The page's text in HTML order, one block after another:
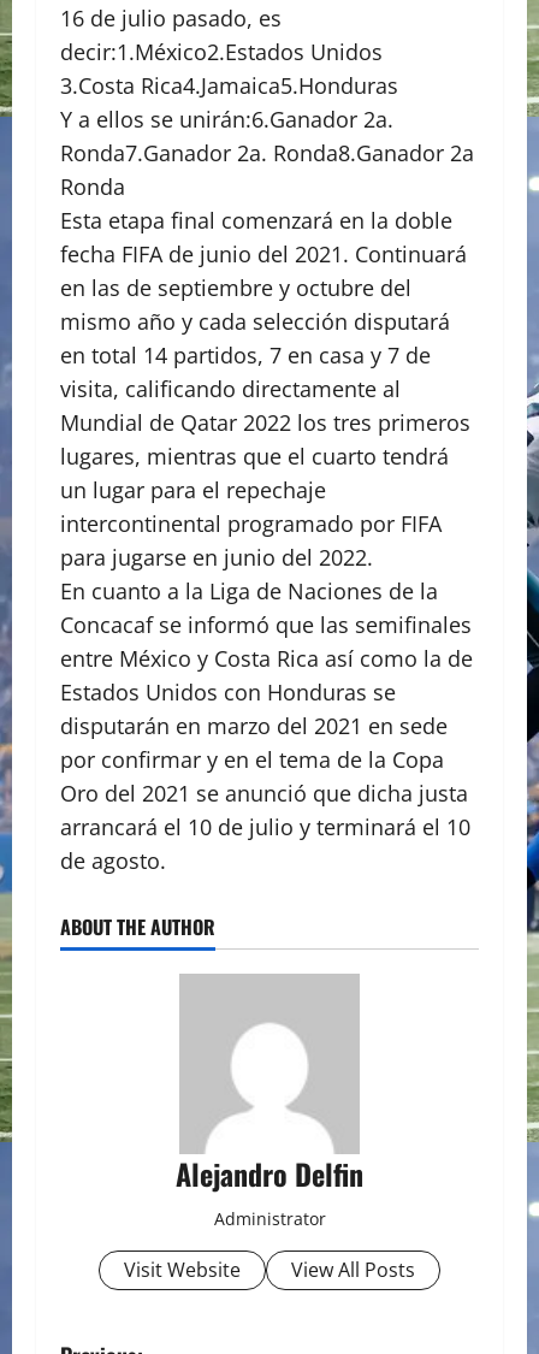
16 de julio pasado, es
decir:1.México2.Estados Unidos
3.Costa Rica4.Jamaica5.Honduras
Y a ellos se unirán:6.Ganador 2a.
Ronda7.Ganador 2a. Ronda8.Ganador 2a
Ronda
Esta etapa final comenzará en la doble
fecha FIFA de junio del 2021. Continuará
en las de septiembre y octubre del
mismo año y cada selección disputará
en total 14 partidos, 7 en casa y 7 de
visita, calificando directamente al
Mundial de Qatar 2022 los tres primeros
lugares, mientras que el cuarto tendrá
un lugar para el repechaje
intercontinental programado por FIFA
para jugarse en junio del 2022.
En cuanto a la Liga de Naciones de la
Concacaf se informó que las semifinales
entre México y Costa Rica así como la de
Estados Unidos con Honduras se
disputarán en marzo del 2021 en sede
por confirmar y en el tema de la Copa
Oro del 2021 se anunció que dicha justa
arrancará el 10 de julio y terminará el 10
de agosto.
ABOUT THE AUTHOR
Alejandro Delfin
Administrator
Visit Website View All Posts